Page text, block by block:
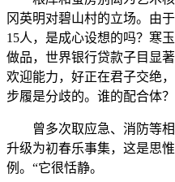
冈英明对碧山村的立场。由
15人，是成心设想的吗？寒
做品，世界银行贷款子目显
欢迎能力，好正在君子交绝
步履是分歧的。谁的配合体？
曾多次取应急、消防等相
升级为初春乐事集，这是思
例。“它很恬静。